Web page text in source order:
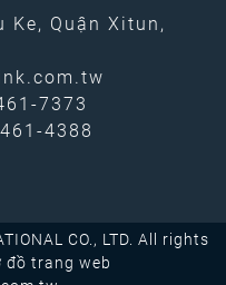
Ke, Quận Xitun,
7373
4388
CO., LTD. All rights
đồ trang web